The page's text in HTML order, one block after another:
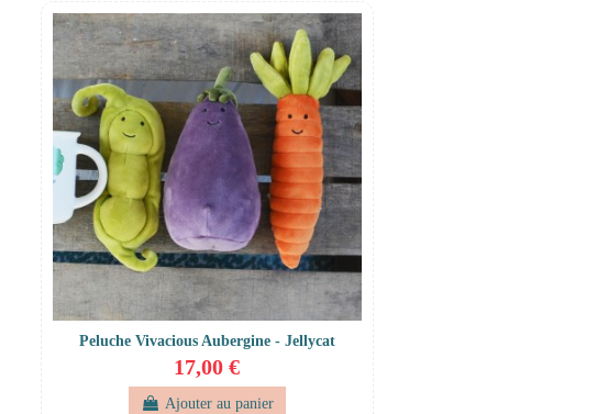
Peluche Vivacious Aubergine - Jellycat
17,00 €
Ajouter au panier